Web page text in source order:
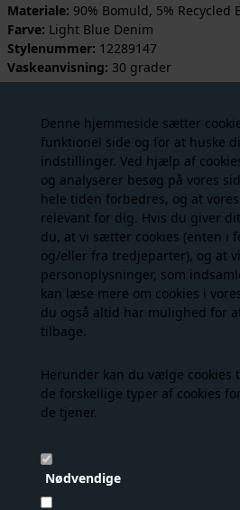
Denne hjemmeside sætter
funktionel side og for at huske
indstillinger. Ved hjælp af
og analyserer besøg på vores
hele tiden forbedres, og at
relevant for dig. Hvis du giver
du, at vi sætter cookies (enten i
og/eller fra tredjeparter), og at
personoplysninger, som
kan læse mere om cookies i
du også altid har mulighed for
tilbage.
Herunder kan du vælge cookies
de forskellige typer af cookies
de tjener.
Nødvendige
Materiale: 90% Bomuld, 5% Recycled
Farve: Light Blue Denim
Stylenummer: 12289147
Vaskeanvisning: 30 grader
Måske er du også
følgende produkter
NYHED